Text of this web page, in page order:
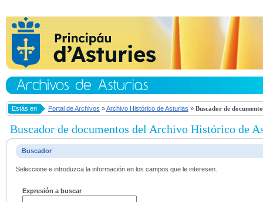
Estás en Portal de Archivos »Archivo Histórico de Asturias » Buscador de
Buscador de documentos del Archivo Histórico de
Buscador
Seleccione e introduzca la información en los campos que le interesen.
Expresión a buscar